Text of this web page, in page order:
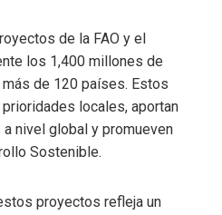
de la FAO y el
los 1,400 millones de
de 120 países. Estos
locales, aportan
nivel global y promueven
Sostenible.
proyectos refleja un